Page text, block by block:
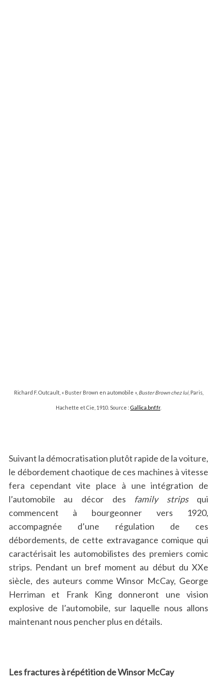
Richard F. Outcault, « Buster Brown en automobile », Buster Brown chez lui, Paris,
Hachette et Cie, 1910. Source : Gallica.bnf.fr.
Suivant la démocratisation plutôt rapide de la voiture,
le débordement chaotique de ces machines à vitesse
fera cependant vite place à une intégration de
l’automobile au décor des family stripsqui
commencent à bourgeonner vers 1920,
accompagnée d’une régulation de ces
débordements, de cette extravagance comique qui
caractérisait les automobilistes des premiers comic
strips. Pendant un bref moment au début du XXe
siècle, des auteurs comme Winsor McCay, George
Herriman et Frank King donneront une vision
explosive de l’automobile, sur laquelle nous allons
maintenant nous pencher plus en détails.
Les fractures à répétition de Winsor McCay